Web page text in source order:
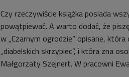
Czy rzeczywiście książka posiada
powątpiewać. A warto dodać, że
w „Czarnym ogrodzie” opisane,
„diabelskich skrzypiec”, i która zna
Małgorzaty Szejnert. W pracowni